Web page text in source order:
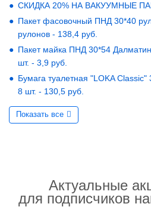
СКИДКА 20% НА ВАКУУМНЫЕ
Пакет фасовочный ПНД 30*40
рулонов - 138,4 руб.
Пакет майка ПНД 30*54
шт. - 3,9 руб.
Бумага туалетная "LOKA
8 шт. - 130,5 руб.
Показать все
Актуальные
для подписчиков